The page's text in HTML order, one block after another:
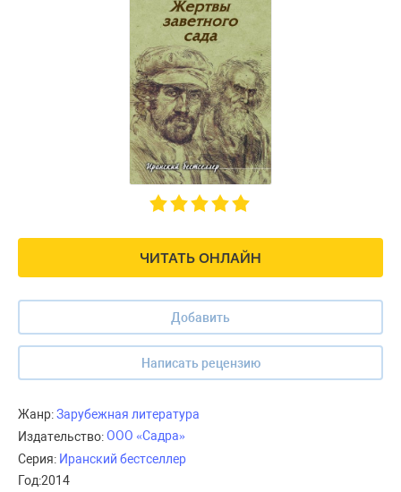
ЧИТАТЬ ОНЛАЙН
Добавить
Написать рецензию
Жанр:Зарубежная литература
Издательство:ООО «Садра»
Серия: Иранский бестселлер
Год:2014